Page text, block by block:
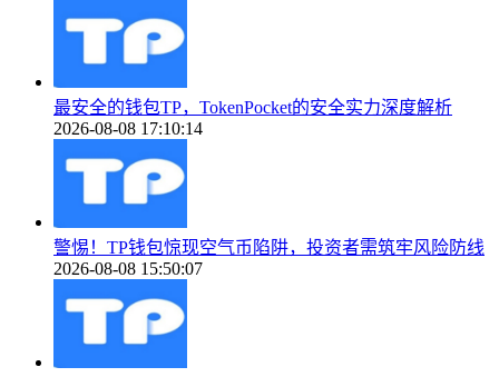
最安全的钱包TP，TokenPocket的安全实力深度解析
2026-08-08 17:10:14
警惕！TP钱包惊现空气币陷阱，投资者需筑牢风险防线
2026-08-08 15:50:07